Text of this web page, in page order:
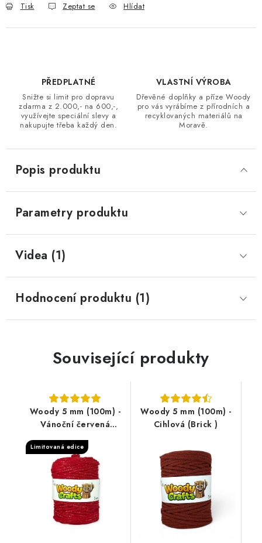
Tisk Zeptat se Hlídat
PŘEDPLATNÉ
Snižte si limit pro dopravu
zdarma z 2.000,- na 600,-,
využívejte speciální slevy a
nakupujte třeba každý den.
VLASTNÍ VÝROBA
Dřevěné doplňky a příze Woody
pro vás vyrábíme z přírodních a
recyklovaných materiálů na
Moravě.
Popis produktu
Parametry produktu
Videa (1)
Hodnocení produktu (1)
Související produkty
Woody 5 mm (100m) -
Vánoční červená
(Christmas Red)
Limitovaná edice
Woody 5 mm (100m) -
Cihlová (Brick )